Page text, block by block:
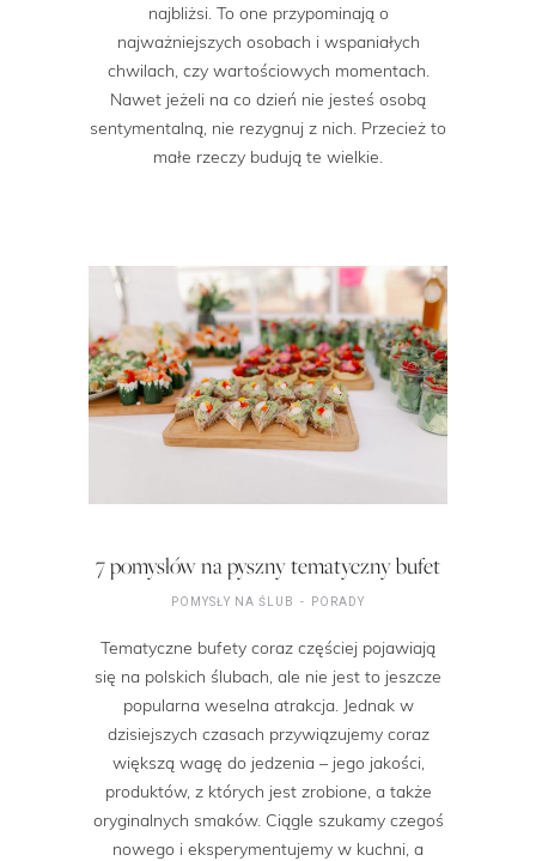
najbliżsi. To one przypominają o
najważniejszych osobach i wspaniałych
chwilach, czy wartościowych momentach.
Nawet jeżeli na co dzień nie jesteś osobą
sentymentalną, nie rezygnuj z nich. Przecież to
małe rzeczy budują te wielkie.
7 pomysłów na pyszny tematyczny bufet
POMYSŁY NA ŚLUB PORADY
Tematyczne bufety coraz częściej pojawiają
się na polskich ślubach, ale nie jest to jeszcze
popularna weselna atrakcja. Jednak w
dzisiejszych czasach przywiązujemy coraz
większą wagę do jedzenia – jego jakości,
produktów, z których jest zrobione, a także
oryginalnych smaków. Ciągle szukamy czegoś
nowego i eksperymentujemy w kuchni, a